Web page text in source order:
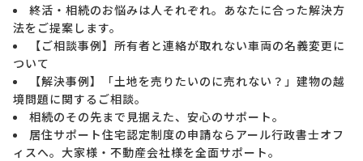
終活・相続のお悩みは人それぞれ。あなたに合った解決方
法をご提案します。
【ご相談事例】所有者と連絡が取れない車両の名義変更に
ついて
【解決事例】「土地を売りたいのに売れない？」建物の越
境問題に関するご相談。
相続のその先まで見据えた、安心のサポート。
居住サポート住宅認定制度の申請ならアール行政書士オフ
ィスへ。大家様・不動産会社様を全面サポート。